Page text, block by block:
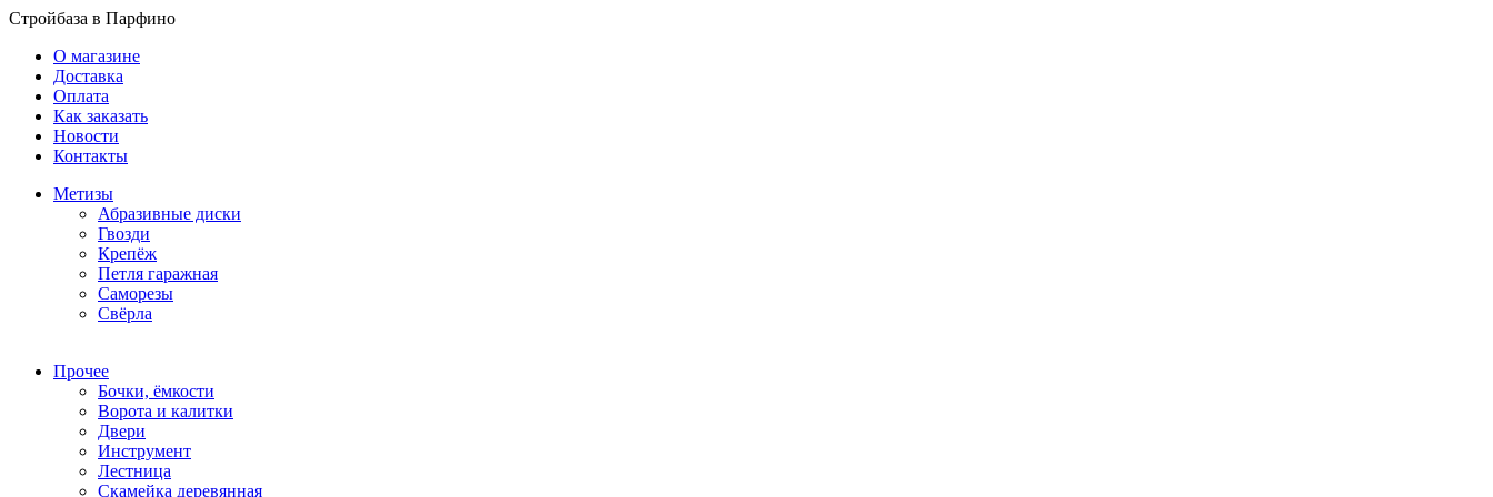
Стройбаза в Парфино
О магазине
Доставка
Оплата
Как заказать
Новости
Контакты
Метизы
Абразивные диски
Гвозди
Крепёж
Петля гаражная
Саморезы
Свёрла
Прочее
Бочки, ёмкости
Ворота и калитки
Двери
Инструмент
Лестница
Скамейка деревянная